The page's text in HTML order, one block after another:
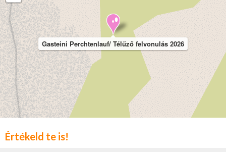
Gasteini Perchtenlauf/ Télűző felvonulás 2026
Értékeld te is!